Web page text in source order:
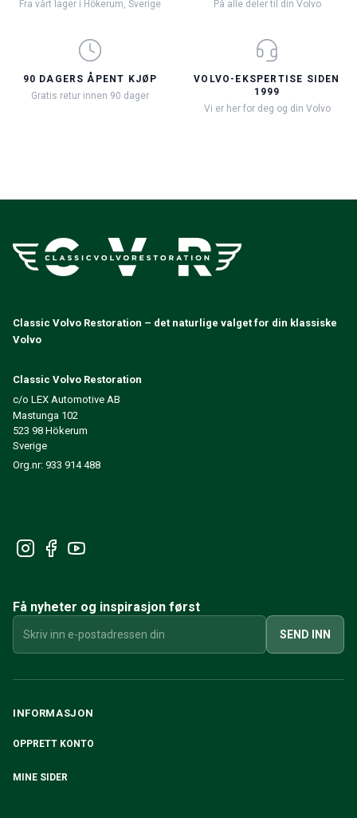
Fra vårt lager i Hökerum, Sverige
På alle deler til din Volvo
90 DAGERS ÅPENT KJØP
Gratis retur innen 90 dager
VOLVO-EKSPERTISE SIDEN
1999
Vi er her for deg og din Volvo
Classic Volvo Restoration – det naturlige valget for din klassiske
Volvo
Classic Volvo Restoration
c/o LEX Automotive AB
Mastunga 102
523 98 Hökerum
Sverige
Org.nr: 933 914 488
Få nyheter og inspirasjon først
SEND INN
INFORMASJON
OPPRETT KONTO
MINE SIDER